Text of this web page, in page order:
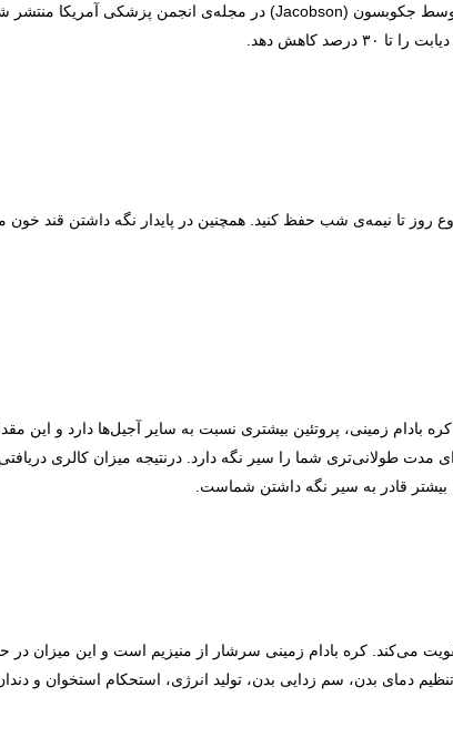
روز تا نیمه‌ی شب حفظ کنید. همچنین در پایدار نگه داشتن قند خون
زمینی،‌ پروتئین بیشتری نسبت به سایر آجیل‌ها دارد و این
برای مدت طولانی‌تری شما را سیر نگه دارد. درنتیجه میزان کالری
دمای بدن، سم زدایی بدن، تولید انرژی، استحکام استخوان و